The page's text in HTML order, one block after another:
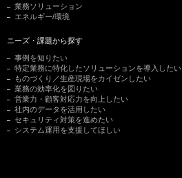
業務ソリューション
エネルギー/環境
ニーズ・課題から探す
事例を知りたい
特定業務に特化したソリューションを導入したい
ものづくり／生産現場をカイゼンしたい
業務の効率化を図りたい
営業力・顧客対応力を向上したい
社内のデータを活用したい
セキュリティ対策を進めたい
システム運用を支援してほしい